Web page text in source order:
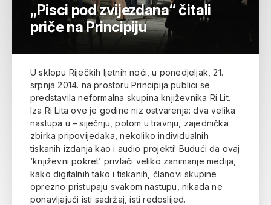
„Pisci pod zvijezdana“ čitali
priče na Principiju
U sklopu Riječkih ljetnih noći, u ponedjeljak, 21.
srpnja 2014. na prostoru Principija publici se
predstavila neformalna skupina književnika Ri Lit.
Iza Ri Lita ove je godine niz ostvarenja: dva velika
nastupa u – siječnju, potom u travnju, zajednička
zbirka pripovijedaka, nekoliko individualnih
tiskanih izdanja kao i audio projekti! Budući da ovaj
‘književni pokret’ privlači veliko zanimanje medija,
kako digitalnih tako i tiskanih, članovi skupine
oprezno pristupaju svakom nastupu, nikada ne
ponavljajući isti sadržaj, isti redoslijed.